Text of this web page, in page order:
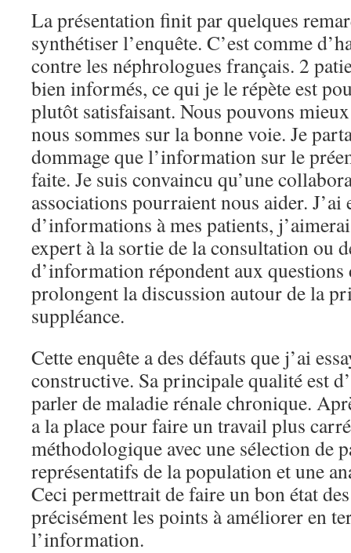
La présentation finit par quelques
synthétiser l’enquête. C’est comme
contre les néphrologues français. 2
bien informés, ce qui je le répète est
plutôt satisfaisant. Nous pouvons
nous sommes sur la bonne voie. Je
dommage que l’information sur le
faite. Je suis convaincu qu’une
associations pourraient nous aider.
d’informations à mes patients,
expert à la sortie de la consultation ou
d’information répondent aux questions
prolongent la discussion autour de la
suppléance.
Cette enquête a des défauts que j’ai
constructive. Sa principale qualité est
parler de maladie rénale chronique.
a la place pour faire un travail plus
méthodologique avec une sélection de
représentatifs de la population et une
Ceci permettrait de faire un bon état
précisément les points à améliorer en
l’information.